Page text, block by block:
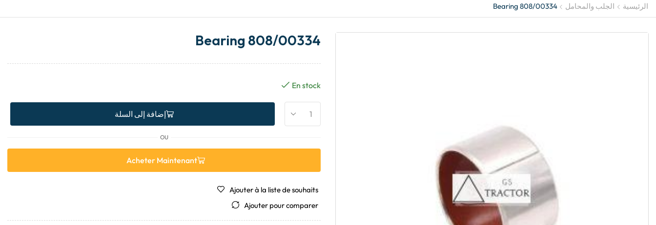
الرئيسية الجلب والمحامل Bearing 808/00334
Bearing 808/00334
En stock
إضافة إلى السلة
OU
Acheter Maintenant
Ajouter à la liste de souhaits
Ajouter pour comparer